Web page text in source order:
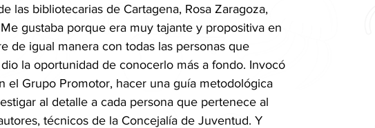
las bibliotecarias de Cartagena, Rosa Zaragoza,
gustaba porque era muy tajante y propositiva en
de igual manera con todas las personas que
la oportunidad de conocerlo más a fondo. Invocó
el Grupo Promotor, hacer una guía metodológica
al detalle a cada persona que pertenece al
técnicos de la Concejalía de Juventud. Y